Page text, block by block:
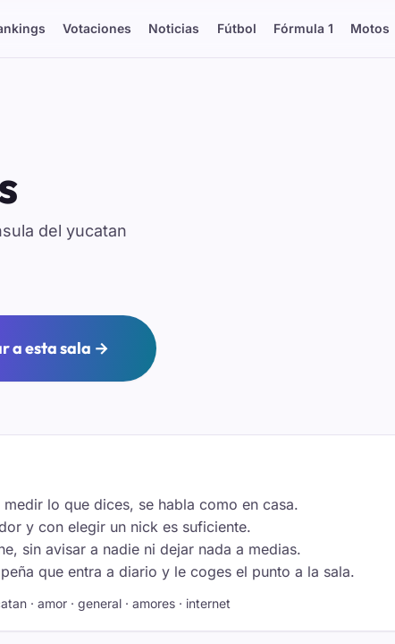
Votaciones Noticias Fútbol Fórmula 1 Motos
del yucatan
a esta sala →
lo que dices, se habla como en casa.
y con elegir un nick es suficiente.
sin avisar a nadie ni dejar nada a medias.
que entra a diario y le coges el punto a la sala.
· amor · general · amores · internet